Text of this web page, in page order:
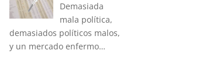
Demasiada
mala política,
demasiados políticos malos,
y un mercado enfermo…